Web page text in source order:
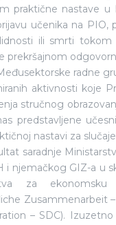
praktične nastave u
učenika na PIO,
ili smrti
prekršajnom
radne
aktivnosti koje
stručnog
predstavljene
nastavi za
saradnje
njemačkog GIZ-a u
za
Zusammenarbeit –
– SDC).